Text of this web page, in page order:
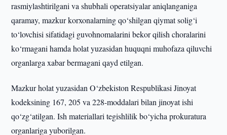
rasmiylashtirilgani va shubhali operatsiyalar aniqlanganiga
qaramay, mazkur korxonalarning qo‘shilgan qiymat solig‘i
to‘lovchisi sifatidagi guvohnomalarini bekor qilish choralarini
ko‘rmagani hamda holat yuzasidan huquqni muhofaza qiluvchi
organlarga xabar bermagani qayd etilgan.
Mazkur holat yuzasidan O‘zbekiston Respublikasi Jinoyat
kodeksining 167, 205 va 228-moddalari bilan jinoyat ishi
qo‘zg‘atilgan. Ish materiallari tegishlilik bo‘yicha prokuratura
organlariga yuborilgan.